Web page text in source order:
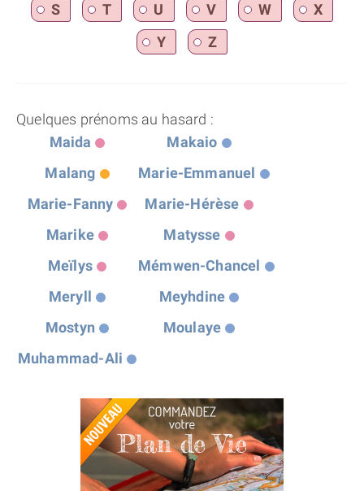
S
T U V W
X
Y
Z
Quelques prénoms au hasard :
Maida
Makaio
Malang
Marie-Emmanuel
Marie-Fanny
Marie-Hérèse
Marike
Matysse
Meïlys
Mémwen-Chancel
Meryll
Meyhdine
Mostyn
Moulaye
Muhammad-Ali